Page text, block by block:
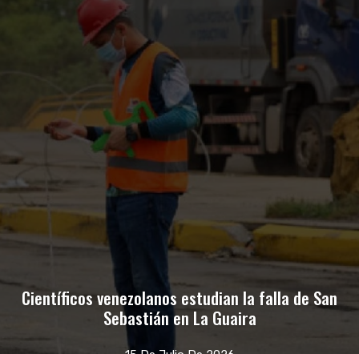
Científicos venezolanos estudian la falla de San
Sebastián en La Guaira